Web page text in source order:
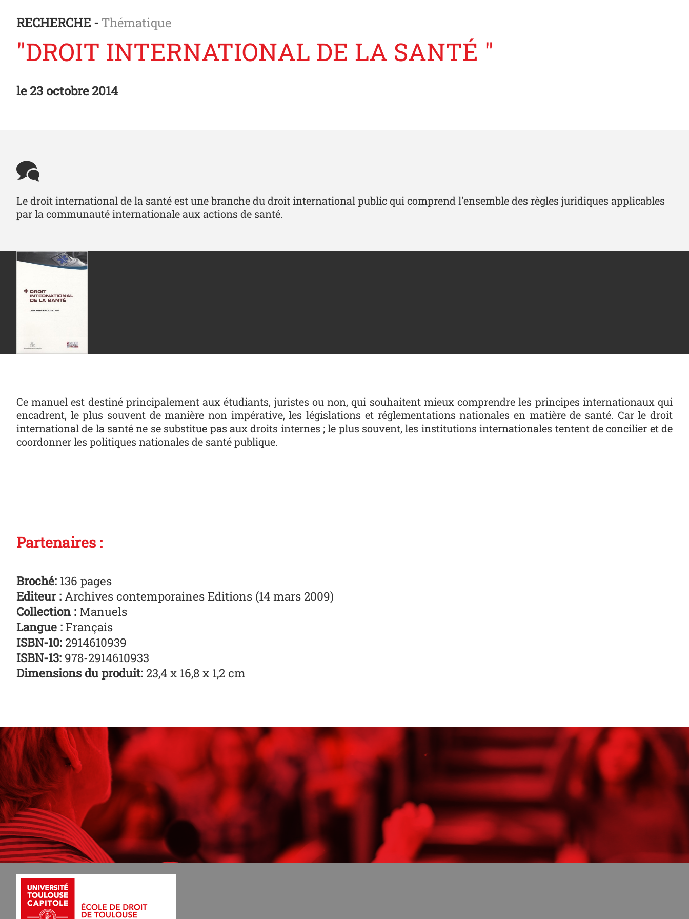
RECHERCHE - Thématique
"DROIT INTERNATIONAL DE LA SANTÉ "
le23 octobre 2014
Le droit international de la santé est une branche du droit international public qui comprend l'ensemble des règles juridiques applicables
par la communauté internationale aux actions de santé.
Ce manuel est destiné principalement aux étudiants, juristes ou non, qui souhaitent mieux comprendre les principes internationaux qui
encadrent, le plus souvent de manière non impérative, les législations et réglementations nationales en matière de santé. Car le droit
international de la santé ne se substitue pas aux droits internes ; le plus souvent, les institutions internationales tentent de concilier et de
coordonner les politiques nationales de santé publique.
Partenaires :
Broché: 136 pages
Editeur : Archives contemporaines Editions (14 mars 2009)
Collection : Manuels
Langue : Français
ISBN-10: 2914610939
ISBN-13: 978-2914610933
Dimensions du produit: 23,4 x 16,8 x 1,2 cm